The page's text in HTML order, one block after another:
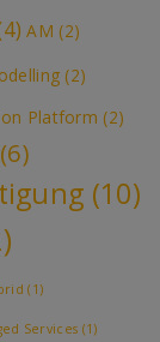
AM (2)
(2)
Platform (2)
(6)
(10)
(1)
Services (1)